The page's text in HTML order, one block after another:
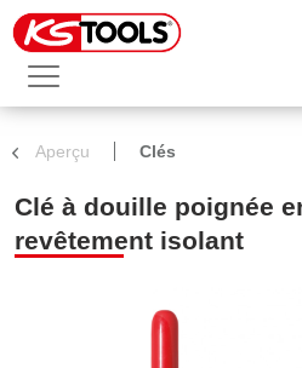
Aperçu Clés
Clé à douille poignée
revêtement isolant